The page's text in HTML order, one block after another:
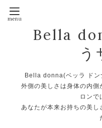
Bella
う
Bella donna(ベッラ ドン
外側の美しさは身体の内
ロンで
あなたが本来お持ちの美し